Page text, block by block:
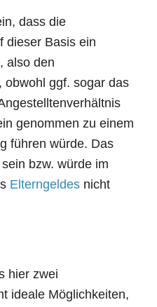
dass die
dieser Basis ein
also den
obwohl ggf. sogar das
genommen zu einem
führen würde. Das
bzw. würde im
Elterngeldes nicht
hier zwei
ideale Möglichkeiten,